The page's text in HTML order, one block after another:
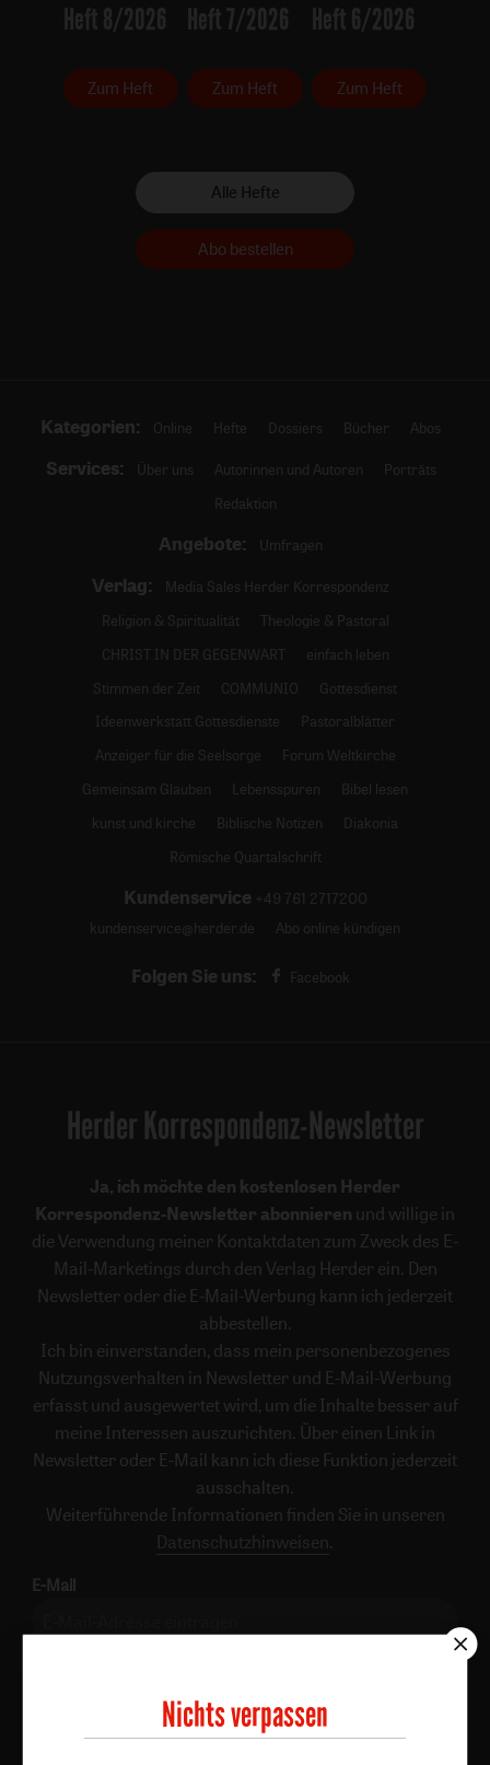
Heft 8/2026
Zum Heft
Heft 7/2026
Zum Heft
Heft 6/2026
Zum Heft
Alle Hefte
Abo bestellen
Kategorien: Online Hefte Dossiers Bücher Abos
Services: Über uns Autorinnen und Autoren
Porträts
Redaktion
Angebote: Umfragen
Verlag:
Media Sales Herder Korrespondenz
Religion & Spiritualität
Theologie & Pastoral
CHRIST IN DER GEGENWART
einfach leben
Stimmen der Zeit
COMMUNIO
Gottesdienst
Ideenwerkstatt Gottesdienste
Pastoralblätter
Anzeiger für die Seelsorge
Forum Weltkirche
Gemeinsam Glauben
Lebensspuren
Bibel lesen
kunst und kirche
Biblische Notizen
Diakonia
Römische Quartalschrift
Kundenservice +49 761 2717200
kundenservice@herder.de
Abo online kündigen
Folgen Sie uns: Facebook
Herder Korrespondenz-Newsletter
Ja, ich möchte den kostenlosen Herder
Korrespondenz-Newsletter abonnieren und willige in
die Verwendung meiner Kontaktdaten zum Zweck des E-
Mail-Marketings durch den Verlag Herder ein. Den
Newsletter oder die E-Mail-Werbung kann ich jederzeit
abbestellen.
Ich bin einverstanden, dass mein personenbezogenes
Nutzungsverhalten in Newsletter und E-Mail-Werbung
erfasst und ausgewertet wird, um die Inhalte besser auf
meine Interessen auszurichten. Über einen Link in
Newsletter oder E-Mail kann ich diese Funktion jederzeit
ausschalten.
Weiterführende Informationen finden Sie in unseren
Datenschutzhinweisen .
E-Mail
Nichts verpassen